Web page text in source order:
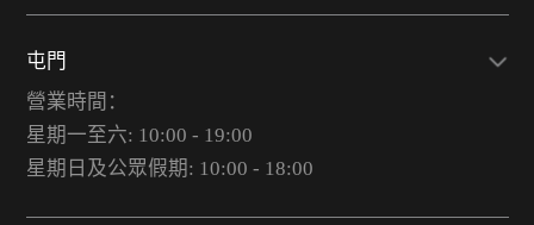
屯門
營業時間：
星期一至六: 10:00 - 19:00
星期日及公眾假期: 10:00 - 18:00